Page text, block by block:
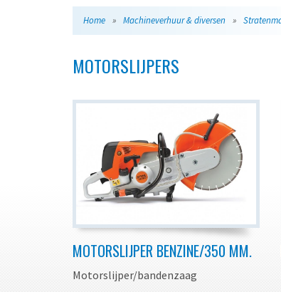
Home » Machineverhuur & diversen »
MOTORSLIJPERS
MOTORSLIJPER BENZINE/350 MM.
Motorslijper/bandenzaag